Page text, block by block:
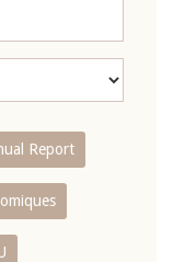
Report